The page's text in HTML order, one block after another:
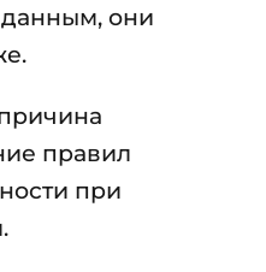
они
правил
при